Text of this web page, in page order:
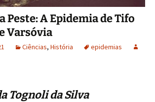
Peste: A Epidemia de Tifo
Varsóvia
Ciências, História
epidemias
Tognoli da Silva